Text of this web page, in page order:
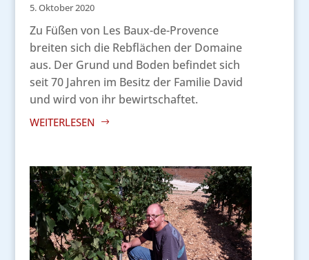
5. Oktober 2020
Zu Füßen von Les Baux-de-Provence
breiten sich die Rebflächen der Domaine
aus. Der Grund und Boden befindet sich
seit 70 Jahren im Besitz der Familie David
und wird von ihr bewirtschaftet.
WEITERLESEN